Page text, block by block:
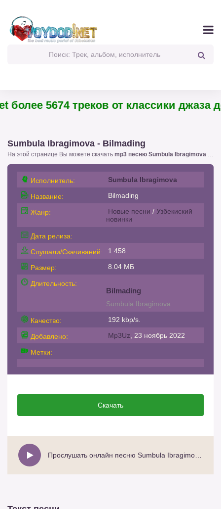
5674 треков от классики джаза
Sumbula Ibragimova - Bilmading
На этой странице Вы можете скачать mp3 песню Sumbula Ibragimova - Bilmading
Исполнитель: Sumbula Ibragimova
Название: Bilmading
Жанр: Новые песни / Узбекиский
новинки
Дата релиза:
Слушали/Скачиваний:
1 458
Размер: 8.04 МБ
Длительность:
Bilmading
Sumbula Ibragimova
Качество: 192 kbp/s.
Добавлено: Mp3Uz , 23 ноябрь 2022
Метки:
Скачать